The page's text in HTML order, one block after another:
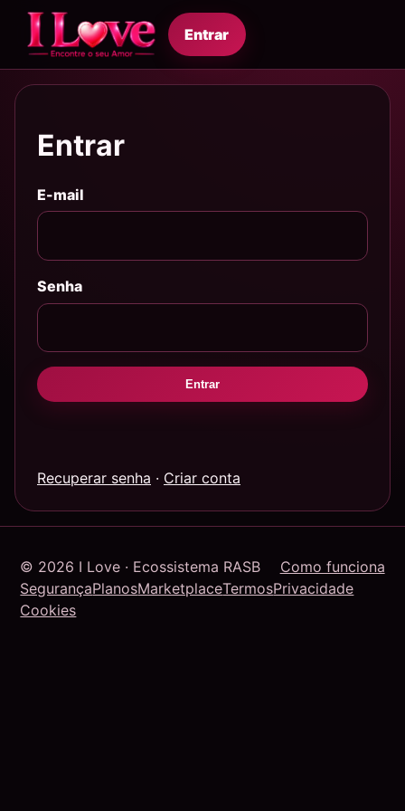
Entrar
Entrar
E-mail
Senha
Entrar
Recuperar senha · Criar conta
© 2026 I Love · Ecossistema RASB
Como funciona
SegurançaPlanosMarketplaceTermosPrivacidade
Cookies